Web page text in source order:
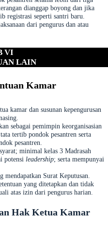
dianggap boyong dan jika
registrasi seperti santri baru.
dari pengurus dan atau
VI
LAIN
Kamar
kamar dan susunan kepengurusan
sebagai pemimpin keorganisasian
tertib pondok pesantren serta
pesantren.
minimal kelas 3 Madrasah
potensi leadership; serta mempunyai
mendapatkan Surat Keputusan.
yang ditetapkan dan tidak
atas izin dari pengurus harian.
Hak Ketua Kamar